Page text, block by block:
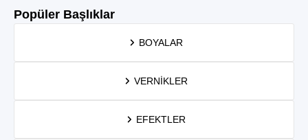
Popüler Başlıklar
BOYALAR
VERNIKLER
EFEKTLER